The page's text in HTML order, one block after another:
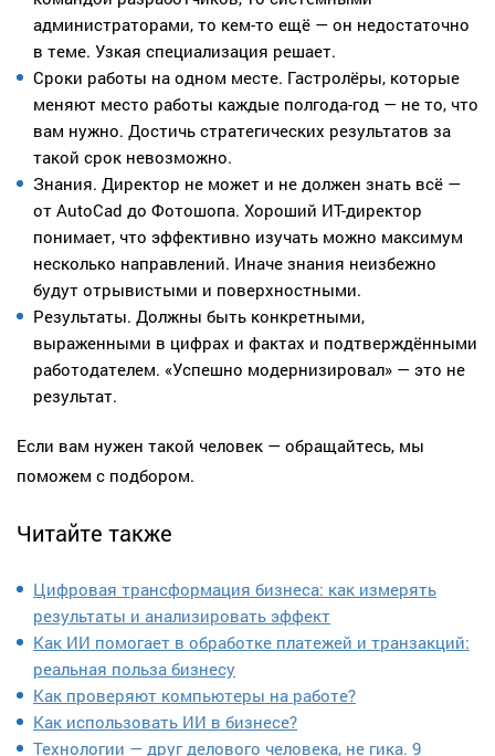
администраторами, то кем-то ещё — он недостаточно
в теме. Узкая специализация решает.
Сроки работы на одном месте. Гастролёры, которые
меняют место работы каждые полгода-год — не то, что
вам нужно. Достичь стратегических результатов за
такой срок невозможно.
Знания. Директор не может и не должен знать всё —
от AutoCad до Фотошопа. Хороший ИТ-директор
понимает, что эффективно изучать можно максимум
несколько направлений. Иначе знания неизбежно
будут отрывистыми и поверхностными.
Результаты. Должны быть конкретными,
выраженными в цифрах и фактах и подтверждёнными
работодателем. «Успешно модернизировал» — это не
результат.
Если вам нужен такой человек — обращайтесь, мы
поможем с подбором.
Читайте также
Цифровая трансформация бизнеса: как измерять
результаты и анализировать эффект
Как ИИ помогает в обработке платежей и транзакций:
реальная польза бизнесу
Как проверяют компьютеры на работе?
Как использовать ИИ в бизнесе?
Технологии — друг делового человека, не гика. 9